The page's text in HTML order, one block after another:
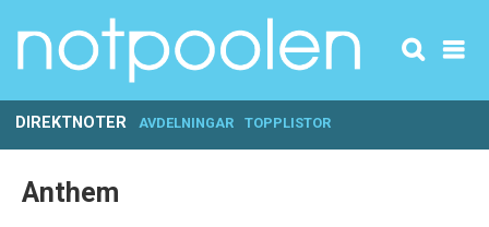
DIREKTNOTER AVDELNINGAR TOPPLISTOR
Anthem